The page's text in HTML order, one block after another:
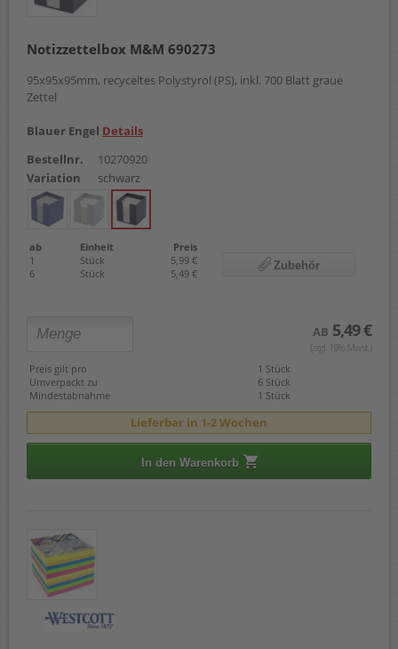
Notizzettelbox M&M 690273
95x95x95mm, recyceltes Polystyrol (PS), inkl. 700 Blatt graue
Zettel
Blauer Engel Details
Bestellnr.
10270920
Variation
schwarz
ab Einheit
Preis
1
Stück
5,99 €
6
Stück 5,49 €
Zubehör
AB 5,49 €
(zzgl. 19% Mwst.)
Preis gilt pro
1 Stück
Umverpackt zu
6 Stück
Mindestabnahme
1 Stück
Lieferbar in 1-2 Wochen
In den Warenkorb